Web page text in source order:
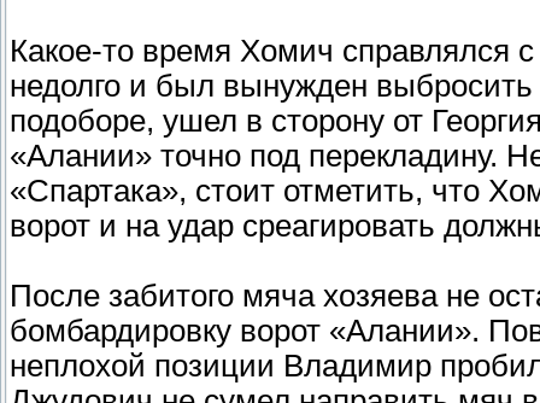
Какое-то время Хомич справлялся
недолго и был вынужден
подоборе, ушел в сторону от
«Алании» точно под перекладину.
«Спартака», стоит отметить, что
ворот и на удар среагировать
После забитого мяча хозяева не
бомбардировку ворот «Алании».
неплохой позиции Владимир